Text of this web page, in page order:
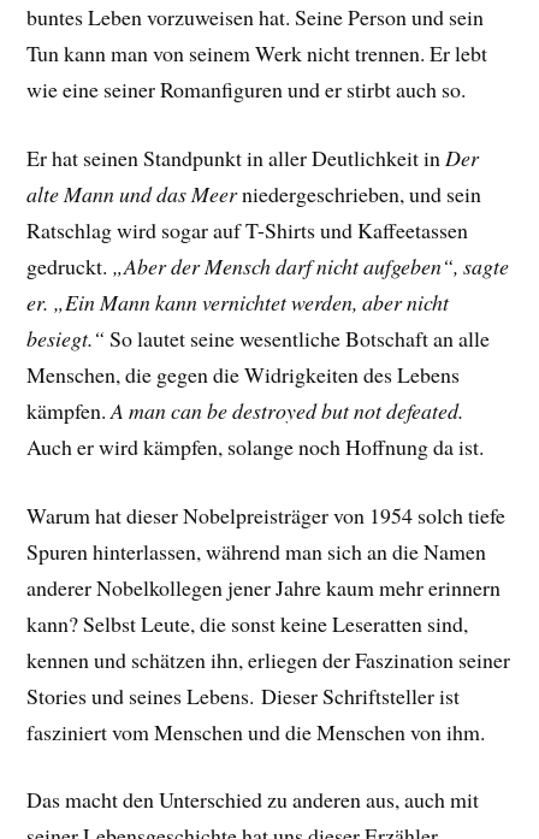
buntes Leben vorzuweisen hat. Seine Person und sein
Tun kann man von seinem Werk nicht trennen. Er lebt
wie eine seiner Romanfiguren und er stirbt auch so.
Er hat seinen Standpunkt in aller Deutlichkeit in Der
alte Mann und das Meerniedergeschrieben, und sein
Ratschlag wird sogar auf T-Shirts und Kaffeetassen
gedruckt. „Aber der Mensch darf nicht aufgeben“, sagte
er. „Ein Mann kann vernichtet werden, aber nicht
besiegt.“So lautet seine wesentliche Botschaft an alle
Menschen, die gegen die Widrigkeiten des Lebens
kämpfen. A man can be destroyed but not defeated.
Auch er wird kämpfen, solange noch Hoffnung da ist.
Warum hat dieser Nobelpreisträger von 1954 solch tiefe
Spuren hinterlassen, während man sich an die Namen
anderer Nobelkollegen jener Jahre kaum mehr erinnern
kann? Selbst Leute, die sonst keine Leseratten sind,
kennen und schätzen ihn, erliegen der Faszination seiner
Stories und seines Lebens. Dieser Schriftsteller ist
fasziniert vom Menschen und die Menschen von ihm.
Das macht den Unterschied zu anderen aus, auch mit